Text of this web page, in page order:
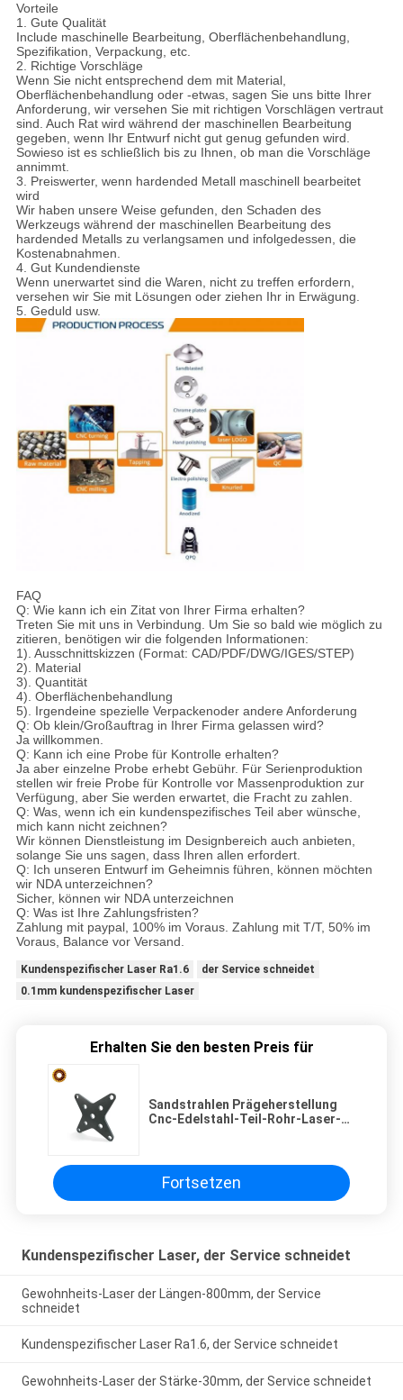
Vorteile
1. Gute Qualität
Include maschinelle Bearbeitung, Oberflächenbehandlung,
Spezifikation, Verpackung, etc.
2. Richtige Vorschläge
Wenn Sie nicht entsprechend dem mit Material,
Oberflächenbehandlung oder -etwas, sagen Sie uns bitte Ihrer
Anforderung, wir versehen Sie mit richtigen Vorschlägen vertraut
sind. Auch Rat wird während der maschinellen Bearbeitung
gegeben, wenn Ihr Entwurf nicht gut genug gefunden wird.
Sowieso ist es schließlich bis zu Ihnen, ob man die Vorschläge
annimmt.
3. Preiswerter, wenn hardended Metall maschinell bearbeitet
wird
Wir haben unsere Weise gefunden, den Schaden des
Werkzeugs während der maschinellen Bearbeitung des
hardended Metalls zu verlangsamen und infolgedessen, die
Kostenabnahmen.
4. Gut Kundendienste
Wenn unerwartet sind die Waren, nicht zu treffen erfordern,
versehen wir Sie mit Lösungen oder ziehen Ihr in Erwägung.
5. Geduld usw.
FAQ
Q: Wie kann ich ein Zitat von Ihrer Firma erhalten?
Treten Sie mit uns in Verbindung. Um Sie so bald wie möglich zu
zitieren, benötigen wir die folgenden Informationen:
1). Ausschnittskizzen (Format: CAD/PDF/DWG/IGES/STEP)
2). Material
3). Quantität
4). Oberflächenbehandlung
5). Irgendeine spezielle Verpackenoder andere Anforderung
Q: Ob klein/Großauftrag in Ihrer Firma gelassen wird?
Ja willkommen.
Q: Kann ich eine Probe für Kontrolle erhalten?
Ja aber einzelne Probe erhebt Gebühr. Für Serienproduktion
stellen wir freie Probe für Kontrolle vor Massenproduktion zur
Verfügung, aber Sie werden erwartet, die Fracht zu zahlen.
Q: Was, wenn ich ein kundenspezifisches Teil aber wünsche,
mich kann nicht zeichnen?
Wir können Dienstleistung im Designbereich auch anbieten,
solange Sie uns sagen, dass Ihren allen erfordert.
Q: Ich unseren Entwurf im Geheimnis führen, können möchten
wir NDA unterzeichnen?
Sicher, können wir NDA unterzeichnen
Q: Was ist Ihre Zahlungsfristen?
Zahlung mit paypal, 100% im Voraus. Zahlung mit T/T, 50% im
Voraus, Balance vor Versand.
Kundenspezifischer Laser Ra1.6
der Service schneidet
0.1mm kundenspezifischer Laser
Erhalten Sie den besten Preis für
Sandstrahlen Prägeherstellung
Cnc-Edelstahl-Teil-Rohr-Laser-
Fortsetzen
Kundenspezifischer Laser, der Service schneidet
Gewohnheits-Laser der Längen-800mm, der Service
schneidet
Kundenspezifischer Laser Ra1.6, der Service schneidet
Gewohnheits-Laser der Stärke-30mm, der Service schneidet